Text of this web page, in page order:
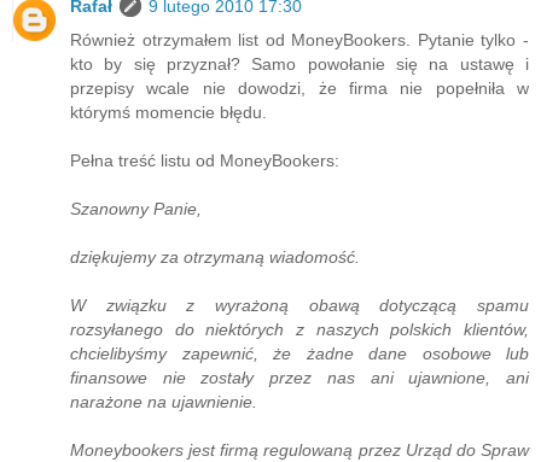
Rafał
9 lutego 2010 17:30
Również otrzymałem list od MoneyBookers. Pytanie tylko -
kto by się przyznał? Samo powołanie się na ustawę i
przepisy wcale nie dowodzi, że firma nie popełniła w
którymś momencie błędu.
Pełna treść listu od MoneyBookers:
Szanowny Panie,
dziękujemy za otrzymaną wiadomość.
W związku z wyrażoną obawą dotyczącą spamu
rozsyłanego do niektórych z naszych polskich klientów,
chcielibyśmy zapewnić, że żadne dane osobowe lub
finansowe nie zostały przez nas ani ujawnione, ani
narażone na ujawnienie.
Moneybookers jest firmą regulowaną przez Urząd do Spraw